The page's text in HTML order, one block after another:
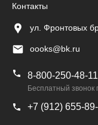
Контакты
ул. Фронтовых
oooks@bk.ru
8-800-250-48-11
Бесплатный звонок
+7 (912) 655-